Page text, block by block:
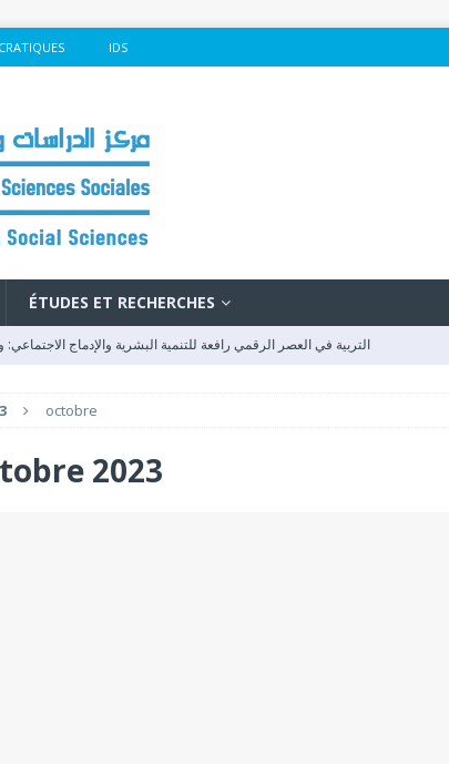
IDS
ÉTUDES ET RECHERCHES
التربية في العصر الرقمي رافعة للتنمية البشرية والإدماج
Levier de Développement et de Cohésion au Cœur du Forum
octobre
2023